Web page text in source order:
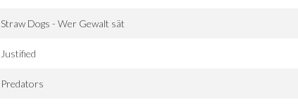
Straw Dogs - Wer Gewalt sät
Justified
Predators